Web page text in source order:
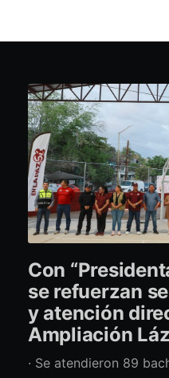
Con
se refuerzan
y atención
Ampliación
· Se atendieron 89